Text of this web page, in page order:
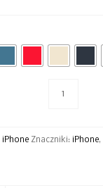
iPhone Znaczniki: iPhone,